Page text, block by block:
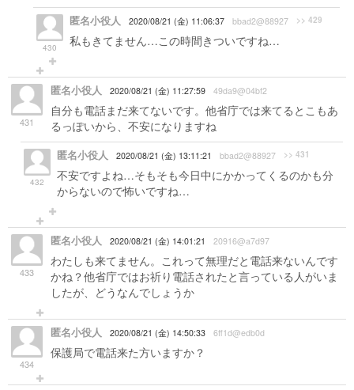
430
匿名小役人 2020/08/21 (金) 11:06:37 bbad2@88927 >> 429
私もきてません…この時間きついですね…
431
匿名小役人 2020/08/21 (金) 11:27:59 49da9@04bf2
自分も電話まだ来てないです。他省庁では来てるとこもあ
るっぽいから、不安になりますね
432
匿名小役人 2020/08/21 (金) 13:11:21 bbad2@88927 >> 431
不安ですよね…そもそも今日中にかかってくるのかも分
からないので怖いですね…
433
匿名小役人 2020/08/21 (金) 14:01:21 20916@a7d97
わたしも来てません。これって無理だと電話来ないんです
かね？他省庁ではお祈り電話されたと言っている人がいま
したが、どうなんでしょうか
434
匿名小役人 2020/08/21 (金) 14:50:33 6ff1d@edb0d
保護局で電話来た方いますか？